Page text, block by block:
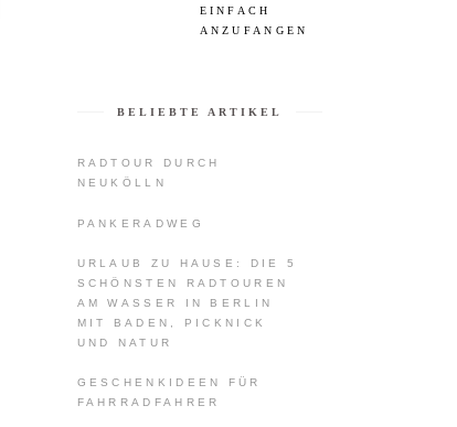
EINFACH
ANZUFANGEN
BELIEBTE ARTIKEL
RADTOUR DURCH
NEUKÖLLN
PANKERADWEG
URLAUB ZU HAUSE: DIE 5
SCHÖNSTEN RADTOUREN
AM WASSER IN BERLIN
MIT BADEN, PICKNICK
UND NATUR
GESCHENKIDEEN FÜR
FAHRRADFAHRER